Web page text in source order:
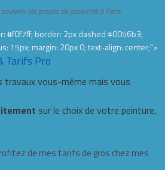
les projets de proximité à Paris.
#f0f7ff; border: 2px dashed #0056b3;
15px; margin: 20px 0; text-align: center;">
Tarifs Pro
travaux vous-même mais vous
sur le choix de votre peinture,
de mes tarifs de gros chez mes